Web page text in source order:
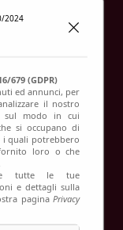
2024
679 (GDPR)
ed annunci, per
il nostro
sul modo in cui
si occupano di
i quali potrebbero
loro o che
tutte le tue
e dettagli sulla
paginaPrivacy